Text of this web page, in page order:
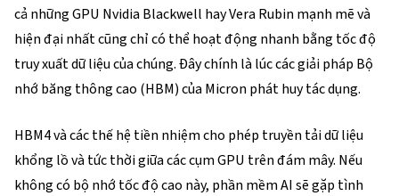
cả những GPU Nvidia Blackwell hay Vera Rubin mạnh mẽ và
hiện đại nhất cũng chỉ có thể hoạt động nhanh bằng tốc độ
truy xuất dữ liệu của chúng. Đây chính là lúc các giải pháp Bộ
nhớ băng thông cao (HBM) của Micron phát huy tác dụng.
HBM4 và các thế hệ tiền nhiệm cho phép truyền tải dữ liệu
khổng lồ và tức thời giữa các cụm GPU trên đám mây. Nếu
không có bộ nhớ tốc độ cao này, phần mềm AI sẽ gặp tình